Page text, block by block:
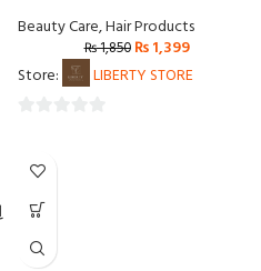
Beauty Care,Hair Products
₨1,850 ₨1,399
Store:
LIBERTY STORE
of